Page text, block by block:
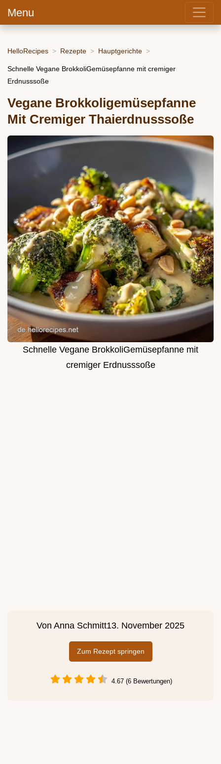
Menu
HelloRecipes Rezepte Hauptgerichte
Schnelle Vegane BrokkoliGemüsepfanne mit cremiger
Erdnusssoße
Vegane Brokkoligemüsepfanne
Mit Cremiger Thaierdnusssoße
Schnelle Vegane BrokkoliGemüsepfanne mit
cremiger Erdnusssoße
Von Anna Schmitt13. November 2025
Zum Rezept springen
4.67 (6 Bewertungen)